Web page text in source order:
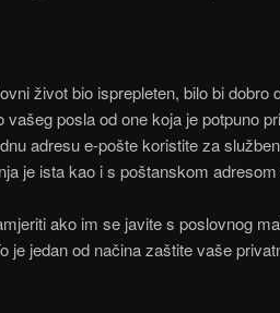
život bio isprepleten, bilo bi dobro
posla od one koja je potpuno
adresu e-pošte koristite za
je ista kao i s poštanskom
ako im se javite s poslovnog
je jedan od načina zaštite vaše